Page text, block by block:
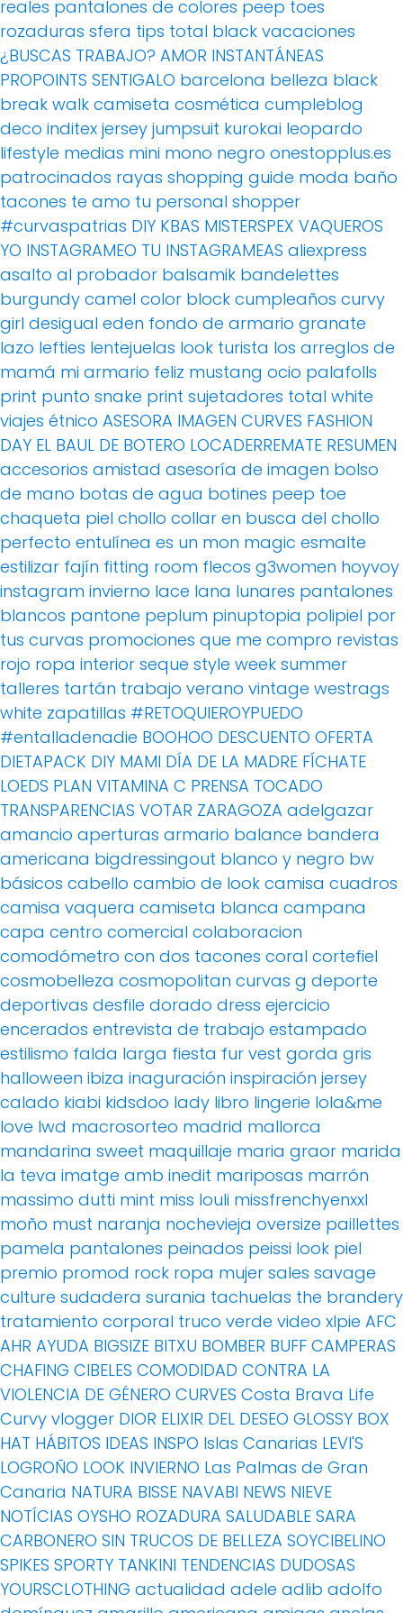
reales pantalones de colores peep toes
rozaduras sfera tips total black vacaciones
¿BUSCAS TRABAJO? AMOR INSTANTÁNEAS
PROPOINTS SENTIGALO barcelona belleza black
break walk camiseta cosmética cumpleblog
deco inditex jersey jumpsuit kurokai leopardo
lifestyle medias mini mono negro onestopplus.es
patrocinados rayas shopping guide moda baño
tacones te amo tu personal shopper
#curvaspatrias DIY KBAS MISTERSPEX VAQUEROS
YO INSTAGRAMEO TU INSTAGRAMEAS aliexpress
asalto al probador balsamik bandelettes
burgundy camel color block cumpleaños curvy
girl desigual eden fondo de armario granate
lazo lefties lentejuelas look turista los arreglos de
mamá mi armario feliz mustang ocio palafolls
print punto snake print sujetadores total white
viajes étnico ASESORA IMAGEN CURVES FASHION
DAY EL BAUL DE BOTERO LOCADERREMATE RESUMEN
accesorios amistad asesoría de imagen bolso
de mano botas de agua botines peep toe
chaqueta piel chollo collar en busca del chollo
perfecto entulínea es un mon magic esmalte
estilizar fajín fitting room flecos g3women hoyvoy
instagram invierno lace lana lunares pantalones
blancos pantone peplum pinuptopia polipiel por
tus curvas promociones que me compro revistas
rojo ropa interior seque style week summer
talleres tartán trabajo verano vintage westrags
white zapatillas #RETOQUIEROYPUEDO
#entalladenadie BOOHOO DESCUENTO OFERTA
DIETAPACK DIY MAMI DÍA DE LA MADRE FÍCHATE
LOEDS PLAN VITAMINA C PRENSA TOCADO
TRANSPARENCIAS VOTAR ZARAGOZA adelgazar
amancio aperturas armario balance bandera
americana bigdressingout blanco y negro bw
básicos cabello cambio de look camisa cuadros
camisa vaquera camiseta blanca campana
capa centro comercial colaboracion
comodómetro con dos tacones coral cortefiel
cosmobelleza cosmopolitan curvas g deporte
deportivas desfile dorado dress ejercicio
encerados entrevista de trabajo estampado
estilismo falda larga fiesta fur vest gorda gris
halloween ibiza inaguración inspiración jersey
calado kiabi kidsdoo lady libro lingerie lola&me
love lwd macrosorteo madrid mallorca
mandarina sweet maquillaje maria graor marida
la teva imatge amb inedit mariposas marrón
massimo dutti mint miss louli missfrenchyenxxl
moño must naranja nochevieja oversize paillettes
pamela pantalones peinados peissi look piel
premio promod rock ropa mujer sales savage
culture sudadera surania tachuelas the brandery
tratamiento corporal truco verde video xlpie AFC
AHR AYUDA BIGSIZE BITXU BOMBER BUFF CAMPERAS
CHAFING CIBELES COMODIDAD CONTRA LA
VIOLENCIA DE GÉNERO CURVES Costa Brava Life
Curvy vlogger DIOR ELIXIR DEL DESEO GLOSSY BOX
HAT HÁBITOS IDEAS INSPO Islas Canarias LEVI'S
LOGROÑO LOOK INVIERNO Las Palmas de Gran
Canaria NATURA BISSE NAVABI NEWS NIEVE
NOTÍCIAS OYSHO ROZADURA SALUDABLE SARA
CARBONERO SIN TRUCOS DE BELLEZA SOYCIBELINO
SPIKES SPORTY TANKINI TENDENCIAS DUDOSAS
YOURSCLOTHING actualidad adele adlib adolfo